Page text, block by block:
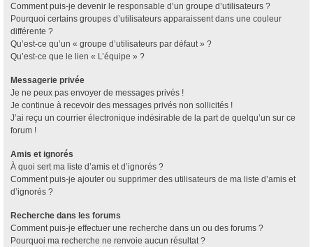
Comment puis-je devenir le responsable d’un groupe d’utilisateurs ?
Pourquoi certains groupes d’utilisateurs apparaissent dans une couleur
différente ?
Qu’est-ce qu’un « groupe d’utilisateurs par défaut » ?
Qu’est-ce que le lien « L’équipe » ?
Messagerie privée
Je ne peux pas envoyer de messages privés !
Je continue à recevoir des messages privés non sollicités !
J’ai reçu un courrier électronique indésirable de la part de quelqu’un sur ce
forum !
Amis et ignorés
À quoi sert ma liste d’amis et d’ignorés ?
Comment puis-je ajouter ou supprimer des utilisateurs de ma liste d’amis et
d’ignorés ?
Recherche dans les forums
Comment puis-je effectuer une recherche dans un ou des forums ?
Pourquoi ma recherche ne renvoie aucun résultat ?